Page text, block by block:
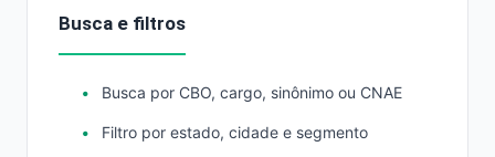
Busca e filtros
Busca por CBO, cargo, sinônimo ou CNAE
Filtro por estado, cidade e segmento